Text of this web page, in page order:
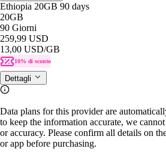
Ethiopia 20GB 90 days
20GB
90 Giorni
259,99 USD
13,00 USD/GB
10% di sconto
Dettagli
Data plans for this provider are
to keep the information accurate, we
or accuracy. Please confirm all details on
or app before purchasing.